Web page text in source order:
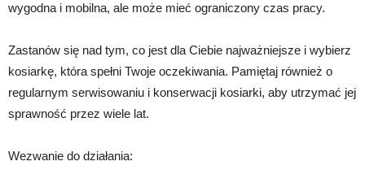
wygodna i mobilna, ale może mieć ograniczony czas pracy.
Zastanów się nad tym, co jest dla Ciebie najważniejsze i wybierz
kosiarkę, która spełni Twoje oczekiwania. Pamiętaj również o
regularnym serwisowaniu i konserwacji kosiarki, aby utrzymać jej
sprawność przez wiele lat.
Wezwanie do działania: